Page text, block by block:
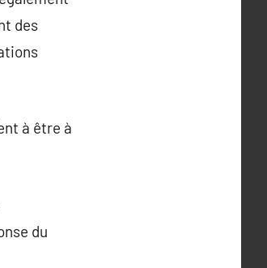
des
à être à
du